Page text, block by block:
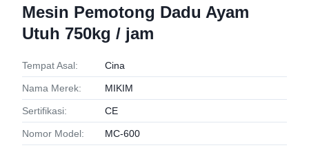
Mesin Pemotong Dadu Ayam
Utuh 750kg / jam
Tempat Asal: Cina
Nama Merek: MIKIM
Sertifikasi: CE
Nomor Model: MC-600